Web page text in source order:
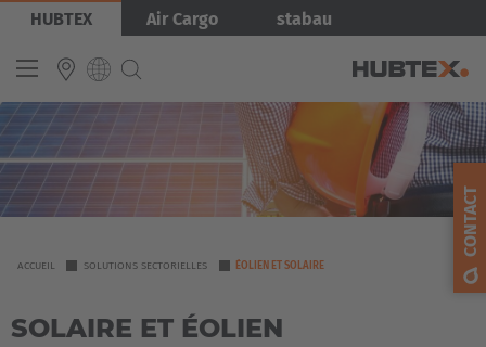
Aller
contenu
HUBTEX Air Cargo stabau
INTERNATIONAL
English
Español
Image
YOU
HERE
ACCUEIL SOLUTIONS SECTORIELLES ÉOLIEN ET SOLAIRE
SOLAIRE ET ÉOLIEN
CONTACT